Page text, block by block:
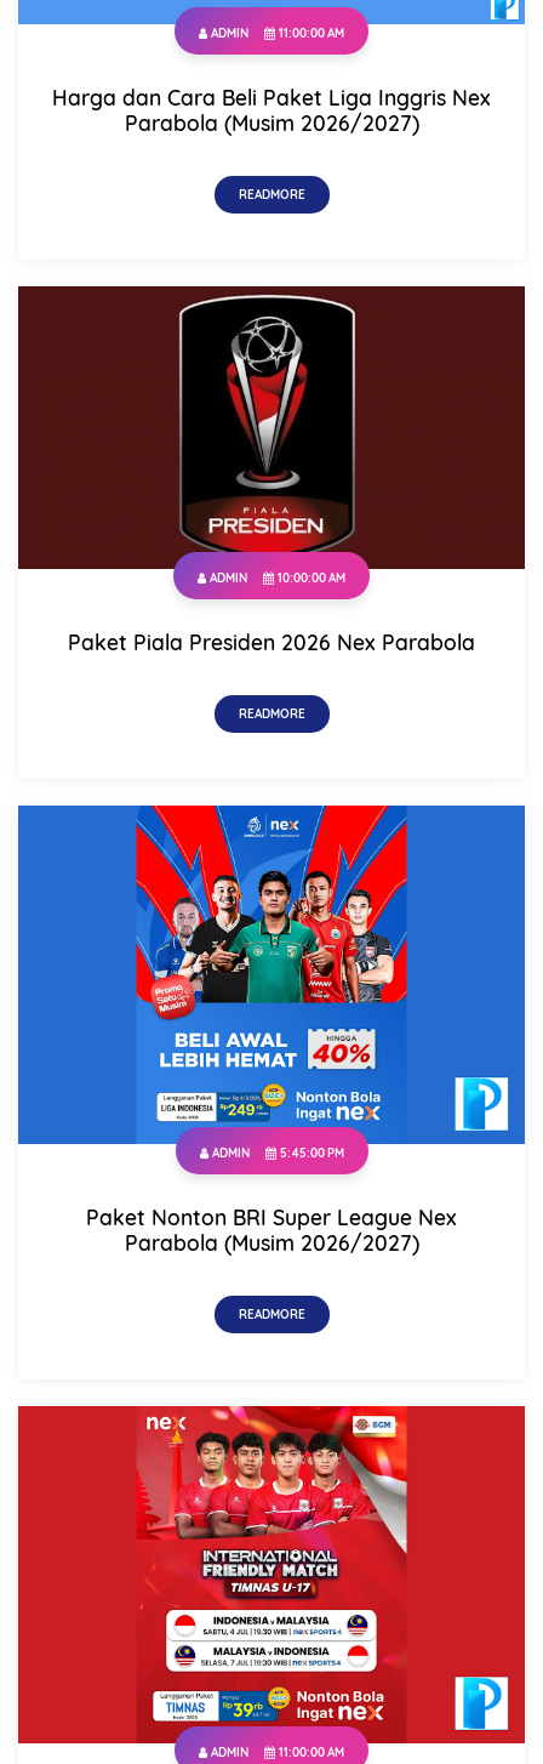
ADMIN 11:00:00 AM
Harga dan Cara Beli Paket Liga Inggris Nex
Parabola (Musim 2026/2027)
READMORE
ADMIN 10:00:00 AM
Paket Piala Presiden 2026 Nex Parabola
READMORE
ADMIN 5:45:00 PM
Paket Nonton BRI Super League Nex
Parabola (Musim 2026/2027)
READMORE
ADMIN 11:00:00 AM
Mobile Phone Number
Comment
This order requires the WhatsApp application.
ORDER NOW